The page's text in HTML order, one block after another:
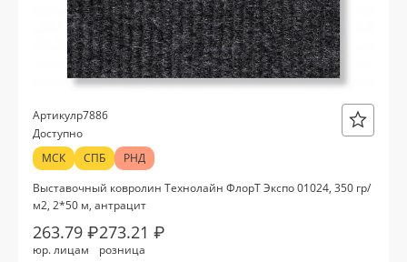
Артикулр7886
Доступно
МСК
СПБ
РНД
Выставочный ковролин Технолайн ФлорТ Экспо 01024, 350 гр/
м2, 2*50 м, антрацит
263.79 ₽
юр. лицам
273.21 ₽
розница